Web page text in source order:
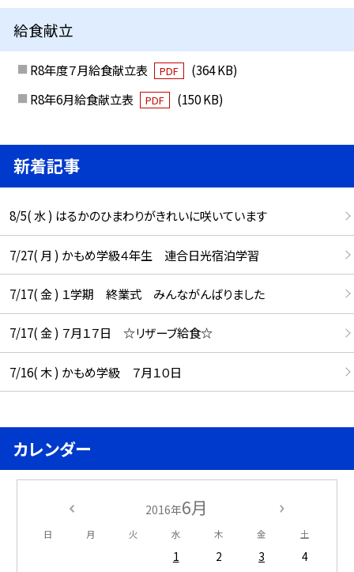
給食献立
R8年度７月給食献立表 PDF
(364 KB)
R8年6月給食献立表
PDF (150 KB)
新着記事
8/5( 水 ) はるかのひまわりがきれいに咲いています
7/27( 月 ) かもめ学級４年生 連合日光宿泊学習
7/17( 金 ) １学期 終業式 みんながんばりました
7/17( 金 ) ７月１７日 ☆リザーブ給食☆
7/16( 木 ) かもめ学級 ７月１０日
カレンダー
2016年6月
日 月 火 水 木 金 土
1 2 3
4